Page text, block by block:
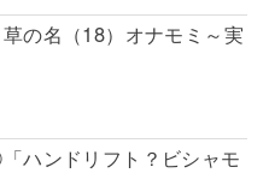
の名（18）オナモミ～実
ハンドリフト？ビシャモ